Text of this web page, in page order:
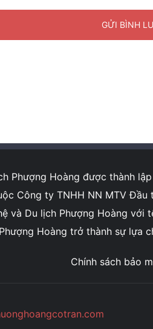
Phượng Hoàng được thành
Công ty TNHH NN MTV
và Du lịch Phượng Hoàng với
Hoàng trở thành sự
Chính sách bảo